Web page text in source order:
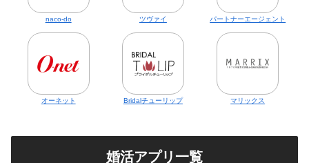
naco-do ツヴァイ パートナーエージェント
オーネット Bridalチューリップ マリックス
婚活アプリ一覧